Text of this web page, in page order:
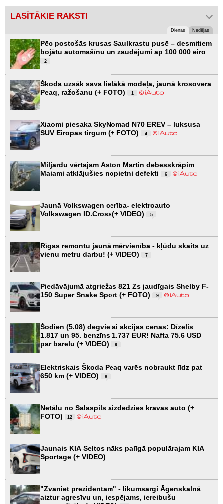
LASĪTĀKIE RAKSTI
Dienas Nedēļas
Pēc postošās krusas Saulkrastu pusē – desmitiem
bojātu automašīnu un zaudējumi ap 100 000 eiro
2
Škoda uzsāk sava lielākā modeļa, jaunā krosovera
Peaq, ražošanu (+ FOTO)
1
Xiaomi piesaka SkyNomad N70 EREV – luksusa
SUV Eiropas tirgum (+ FOTO)
4
Miljardu vērtajam Aston Martin debesskrāpim
Maiami atklājušies nopietni defekti
6
Jaunā Volkswagen cerība- elektroauto
Volkswagen ID.Cross(+ VIDEO)
5
Rīgas remontu jaunā mērvienība - kļūdu skaits uz
vienu metru darbu! (+ VIDEO)
7
Piedāvājumā atgriežas 821 Zs jaudīgais Shelby F-
150 Super Snake Sport (+ FOTO)
9
Šodien (5.08) degvielai akcijas cenas: Dīzelis
1.817 un 95. benzīns 1.737 EUR! Nafta 75.6 USD
par barelu (+ VIDEO)
9
Elektriskais Škoda Peaq varēs nobraukt līdz pat
650 km (+ VIDEO)
8
Netālu no Salaspils aizdedzies kravas auto (+
FOTO)
12
Jaunais KIA Seltos nāks palīgā populārajam KIA
Sportage (+ VIDEO)
"Zvaniet prezidentam" - likumsargi Āgenskalnā
aiztur agresīvu un, iespējams, iereibušu